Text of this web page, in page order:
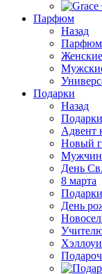
Парфюм
Назад
Парфюм
Подарки
Назад
Подарки
Адвент
Новый
День
8 марта
День